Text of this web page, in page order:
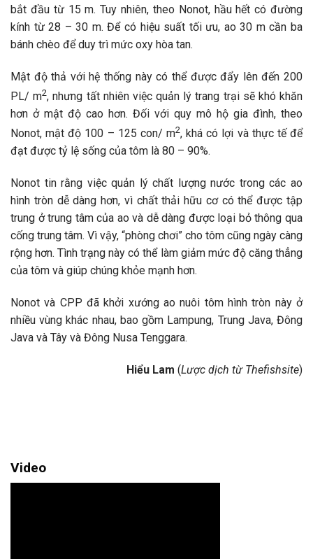
bắt đầu từ 15 m. Tuy nhiên, theo Nonot, hầu hết có đường
kính từ 28 – 30 m. Để có hiệu suất tối ưu, ao 30 m cần ba
bánh chèo để duy trì mức oxy hòa tan.
Mật độ thả với hệ thống này có thể được đẩy lên đến 200
PL/ m2, nhưng tất nhiên việc quản lý trang trại sẽ khó khăn
hơn ở mật độ cao hơn. Đối với quy mô hộ gia đình, theo
Nonot, mật độ 100 – 125 con/ m2, khá có lợi và thực tế để
đạt được tỷ lệ sống của tôm là 80 – 90%.
Nonot tin rằng việc quản lý chất lượng nước trong các ao
hình tròn dễ dàng hơn, vì chất thải hữu cơ có thể được tập
trung ở trung tâm của ao và dễ dàng được loại bỏ thông qua
cống trung tâm. Vì vậy, “phòng chơi” cho tôm cũng ngày càng
rộng hơn. Tình trạng này có thể làm giảm mức độ căng thẳng
của tôm và giúp chúng khỏe mạnh hơn.
Nonot và CPP đã khởi xướng ao nuôi tôm hình tròn này ở
nhiều vùng khác nhau, bao gồm Lampung, Trung Java, Đông
Java và Tây và Đông Nusa Tenggara.
Hiểu Lam (Lược dịch từ Thefishsite)
Video